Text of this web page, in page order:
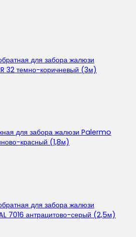
для забора жалюзи
32 темно-коричневый (3м)
для забора жалюзи Palermo
красный (1,8м)
для забора жалюзи
7016 антрацитово-серый (2,5м)